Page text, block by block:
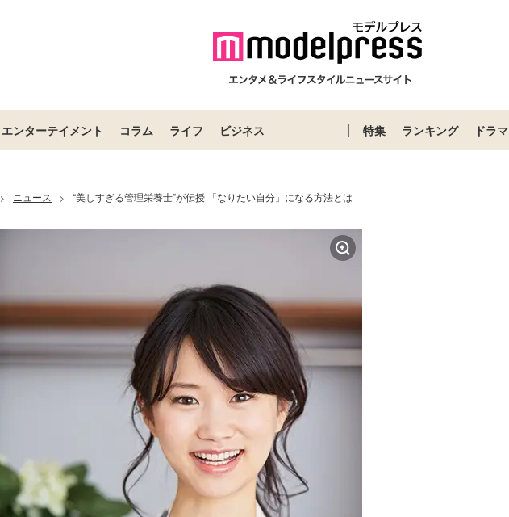
エンターテイメント コラム ライフ ビジネス 特集 ランキング ドラマ
> ニュース > “美しすぎる管理栄養士”が伝授 「なりたい自分」になる方法とは